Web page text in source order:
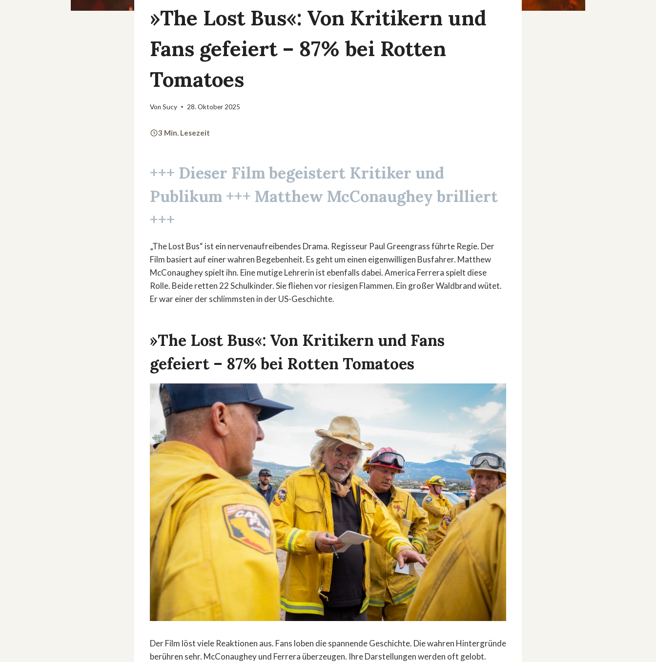
»The Lost Bus«: Von Kritikern und
Fans gefeiert – 87% bei Rotten
Tomatoes
Von Sucy 28. Oktober 2025
3 Min. Lesezeit
+++ Dieser Film begeistert Kritiker und
Publikum +++ Matthew McConaughey brilliert
+++
„The Lost Bus“ ist ein nervenaufreibendes Drama. Regisseur Paul Greengrass führte Regie. Der
Film basiert auf einer wahren Begebenheit. Es geht um einen eigenwilligen Busfahrer. Matthew
McConaughey spielt ihn. Eine mutige Lehrerin ist ebenfalls dabei. America Ferrera spielt diese
Rolle. Beide retten 22 Schulkinder. Sie fliehen vor riesigen Flammen. Ein großer Waldbrand wütet.
Er war einer der schlimmsten in der US-Geschichte.
»The Lost Bus«: Von Kritikern und Fans
gefeiert – 87% bei Rotten Tomatoes
Der Film löst viele Reaktionen aus. Fans loben die spannende Geschichte. Die wahren Hintergründe
berühren sehr. McConaughey und Ferrera überzeugen. Ihre Darstellungen werden oft gelobt.